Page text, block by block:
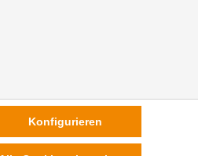
Konfigurieren